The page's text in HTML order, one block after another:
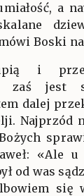
a
Boski
i
zaś jest
dalej
Najprzód
«Ale
od was
się